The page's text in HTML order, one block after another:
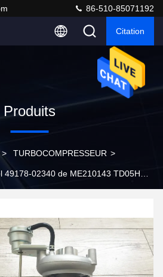
86-510-85071192
Citation
Produits
> TURBOCOMPRESSEUR >
49178-02340 de ME210143 TD05H